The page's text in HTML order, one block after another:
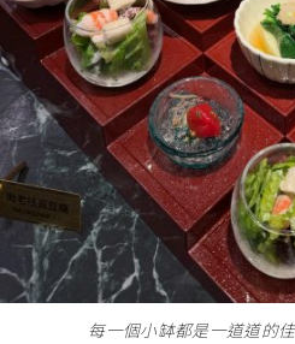
每一個小缽都是一道道的